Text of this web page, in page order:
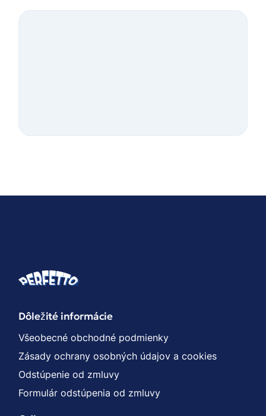
Dôležité informácie
Všeobecné obchodné podmienky
Zásady ochrany osobných údajov a cookies
Odstúpenie od zmluvy
Formulár odstúpenia od zmluvy